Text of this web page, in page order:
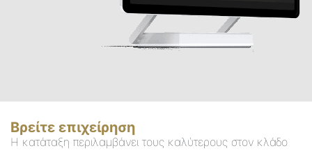
Βρείτε επιχείρηση
Η κατάταξη περιλαμβάνει τους καλύτερους στον κλάδο